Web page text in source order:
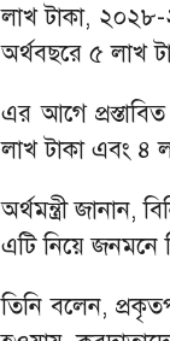
লাখ টাকা,
অর্থবছরে ৫ লাখ
এর আগে
লাখ টাকা এবং ৪
অর্থমন্ত্রী জানান,
এটি নিয়ে জনমনে
তিনি বলেন,